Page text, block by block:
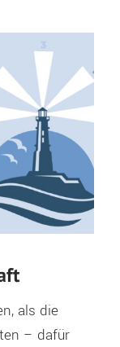
als die
– dafür